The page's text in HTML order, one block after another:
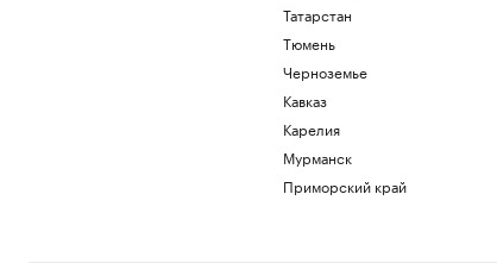
Татарстан
Тюмень
Черноземье
Кавказ
Карелия
Мурманск
Приморский край